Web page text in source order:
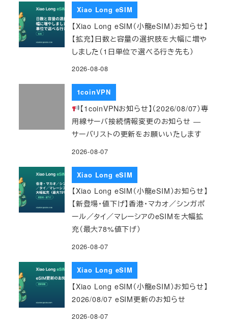
Xiao Long eSIM
【Xiao Long eSIM（小龍eSIM）お知らせ】
【拡充】日数と容量の選択肢を大幅に増や
しました（1日単位で選べる行き先も）
2026-08-08
1coinVPN
【1coinVPNお知らせ】（2026/08/07）専
用線サーバ接続情報変更のお知らせ ―
サーバリストの更新をお願いいたします
2026-08-07
Xiao Long eSIM
【Xiao Long eSIM（小龍eSIM）お知らせ】
【新登場・値下げ】香港・マカオ／シンガポ
ール／タイ／マレーシアのeSIMを大幅拡
充（最大78%値下げ）
2026-08-07
Xiao Long eSIM
【Xiao Long eSIM（小龍eSIM）お知らせ】
2026/08/07 eSIM更新のお知らせ
2026-08-07